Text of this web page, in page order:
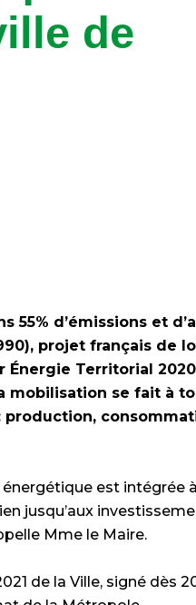
de
55% d’émissions et
projet français de
Territorial
mobilisation se fait à
est intégrée
jusqu’aux
Mme le Maire.
de la Ville, signé dès